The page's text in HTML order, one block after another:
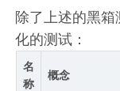
除了上述的黑
化的测试：
名
称
概念